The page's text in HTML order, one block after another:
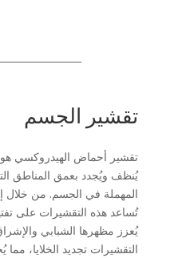
تقشير الجسم
تقشير أحماض الهيدروكسي هو
يُنظف ويُجدد بعمق المناطق
المهملة في الجسم. من خلال
تُساعد هذه التقشيرات على
يُعزز مظهرها الشبابي
التقشيرات تجديد الخلايا،